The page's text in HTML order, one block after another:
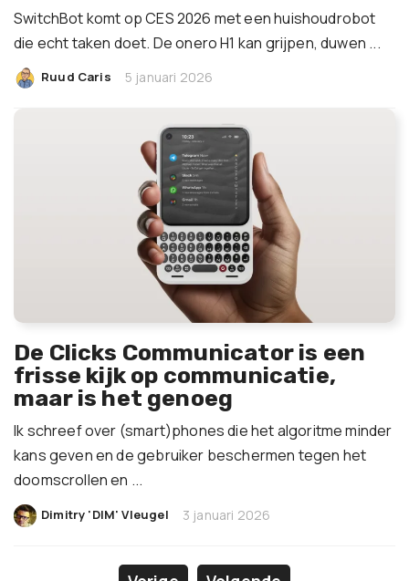
SwitchBot komt op CES 2026 met een huishoudrobot
die echt taken doet. De onero H1 kan grijpen, duwen ...
Ruud Caris 5 januari 2026
De Clicks Communicator is een
frisse kijk op communicatie,
maar is het genoeg
Ik schreef over (smart)phones die het algoritme minder
kans geven en de gebruiker beschermen tegen het
doomscrollen en ...
Dimitry 'DIM' Vleugel 3 januari 2026